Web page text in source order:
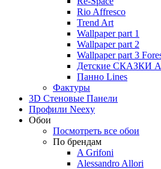
Rio Affresco
Trend Art
Wallpaper part 1
Wallpaper part 2
Wallpaper part 3
Детские СКАЗКИ
Панно Lines
Фактуры
3D Стеновые Панели
Профили Neexy
Обои
Посмотреть все обои
По брендам
A Grifoni
Alessandro Allori